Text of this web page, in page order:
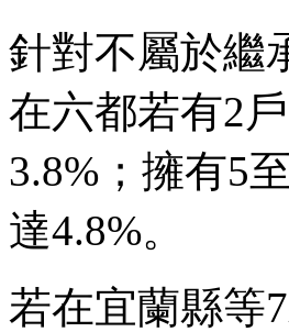
針對不屬於繼
在六都若有2
3.8%；擁有5
達4.8%。
若在宜蘭縣等